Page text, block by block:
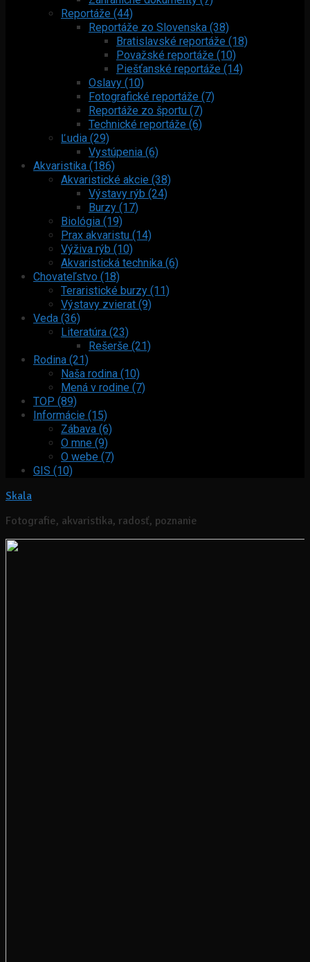
Reportáže (44)
Reportáže zo Slovenska (38)
Bratislavské reportáže (18)
Považské reportáže (10)
Piešťanské reportáže (14)
Oslavy (10)
Fotografické reportáže (7)
Reportáže zo športu (7)
Technické reportáže (6)
Ľudia (29)
Vystúpenia (6)
Akvaristika (186)
Akvaristické akcie (38)
Výstavy rýb (24)
Burzy (17)
Biológia (19)
Prax akvaristu (14)
Výživa rýb (10)
Akvaristická technika (6)
Chovateľstvo (18)
Teraristické burzy (11)
Výstavy zvierat (9)
Veda (36)
Literatúra (23)
Rešerše (21)
Rodina (21)
Naša rodina (10)
Mená v rodine (7)
TOP (89)
Informácie (15)
Zábava (6)
O mne (9)
O webe (7)
GIS (10)
Skala
Fotografie, akvaristika, radosť, poznanie